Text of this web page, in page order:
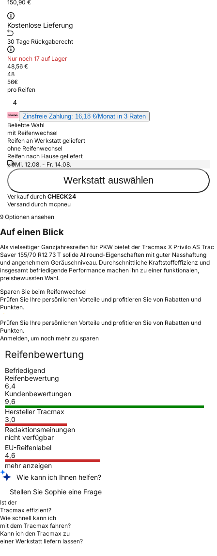
150,90 €
Kostenlose Lieferung
30 Tage Rückgaberecht
Nur noch 17 auf Lager
48,56 €
48
56€
pro Reifen
4
Zinsfreie Zahlung: 16,18 €/Monat in 3 Raten
Beliebte Wahl
mit Reifenwechsel
Reifen an Werkstatt geliefert
ohne Reifenwechsel
Reifen nach Hause geliefert
Mi. 12.08. - Fr. 14.08.
Werkstatt auswählen
Verkauf durch CHECK24
Versand durch mcpneu
9 Optionen ansehen
Auf einen Blick
Als vielseitiger Ganzjahresreifen für PKW bietet der Tracmax X Privilo AS Trac
Saver 155/70 R12 73 T solide Allround-Eigenschaften mit guter Nasshaftung
und angenehmem Geräuschniveau. Durchschnittliche Kraftstoffeffizienz und
insgesamt befriedigende Performance machen ihn zu einer funktionalen,
preisbewussten Wahl.
Sparen Sie beim Reifenwechsel
Prüfen Sie Ihre persönlichen Vorteile und profitieren Sie von Rabatten und
Punkten.
Prüfen Sie Ihre persönlichen Vorteile und profitieren Sie von Rabatten und
Punkten.
Anmelden, um noch mehr zu sparen
Reifenbewertung
Befriedigend
Reifenbewertung
6,4
Kundenbewertungen
9,6
Hersteller Tracmax
3,0
Redaktionsmeinungen
nicht verfügbar
EU-Reifenlabel
4,6
mehr anzeigen
Wie kann ich Ihnen helfen?
Stellen Sie Sophie eine Frage
Ist der
Tracmax effizient?
Wie schnell kann ich
mit dem Tracmax fahren?
Kann ich den Tracmax zu
einer Werkstatt liefern lassen?